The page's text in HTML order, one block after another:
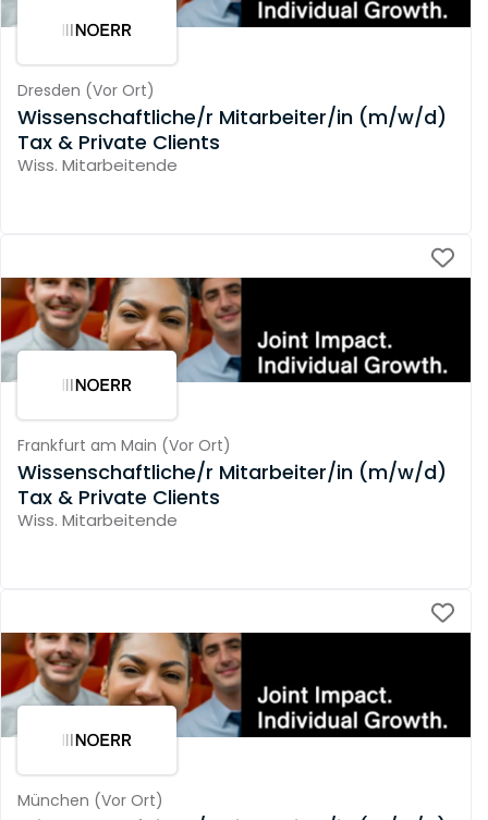
Dresden (Vor Ort)
Wissenschaftliche/r Mitarbeiter/in (m/w/d)
Tax & Private Clients
Wiss. Mitarbeitende
Frankfurt am Main (Vor Ort)
Wissenschaftliche/r Mitarbeiter/in (m/w/d)
Tax & Private Clients
Wiss. Mitarbeitende
München (Vor Ort)